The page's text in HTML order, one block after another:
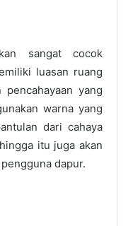
sangat cocok
luasan ruang
yang
warna yang
dari cahaya
itu juga akan
dapur.